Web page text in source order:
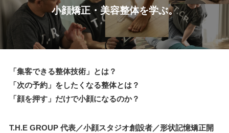
小顔矯正・美容整体を学ぶ。
「集客できる整体技術」とは？
「次の予約」をしたくなる整体とは？
「顔を押す」だけで小顔になるのか？
T.H.E GROUP 代表／小顔スタジオ創設者／形状記憶矯正開